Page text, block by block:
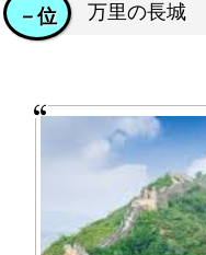
万里の長城
－位